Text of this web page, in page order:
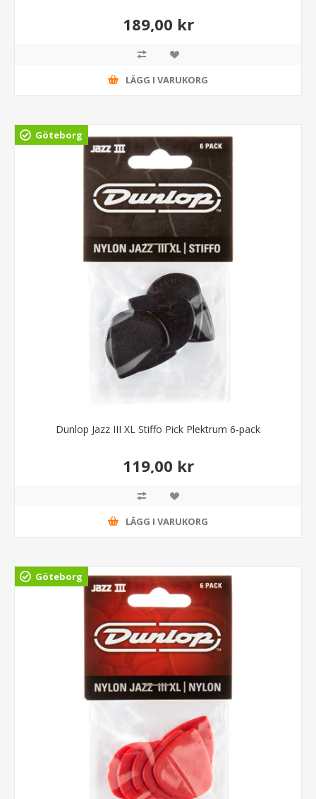
189,00 kr
LÄGG I VARUKORG
Göteborg
Dunlop Jazz III XL Stiffo Pick Plektrum 6-pack
119,00 kr
LÄGG I VARUKORG
Göteborg